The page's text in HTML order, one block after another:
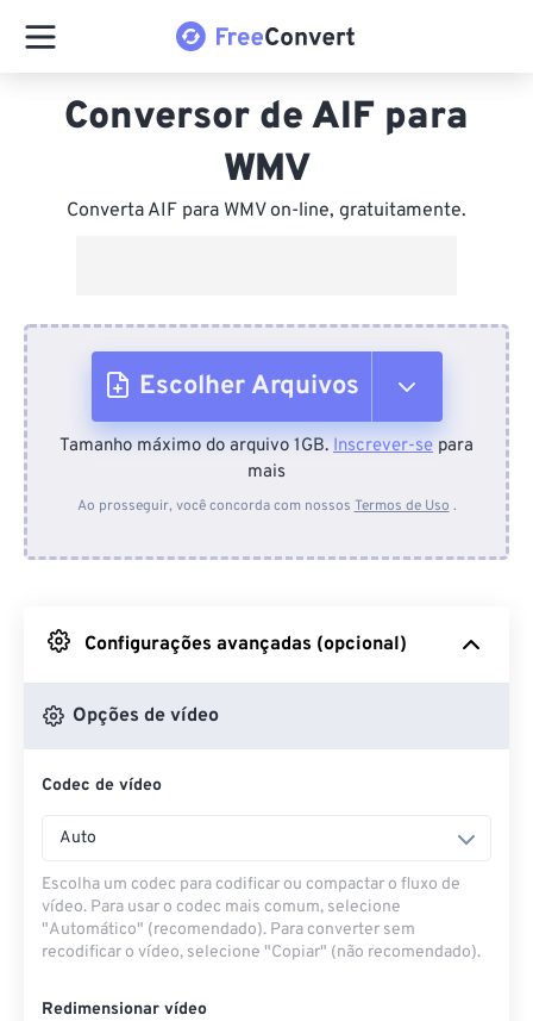
Conversor de AIF para
WMV
Converta AIF para WMV on-line, gratuitamente.
Escolher Arquivos
Do dispositivo
Do Google Drive
Do OneDrive
Tamanho máximo do arquivo 1GB. Inscrever-se para
mais
Ao prosseguir, você concorda com nossos Termos de Uso .
Configurações avançadas (opcional)
Opções de vídeo
Codec de vídeo
Auto
Escolha um codec para codificar ou compactar o fluxo de
vídeo. Para usar o codec mais comum, selecione
"Automático" (recomendado). Para converter sem
recodificar o vídeo, selecione "Copiar" (não recomendado).
Redimensionar vídeo